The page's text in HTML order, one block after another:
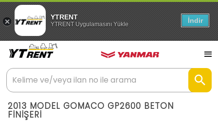
YTRENT
YTRENT Uygulamasını Yükle İndir
2013 MODEL GOMACO GP2600 BETON
FİNİŞERİ